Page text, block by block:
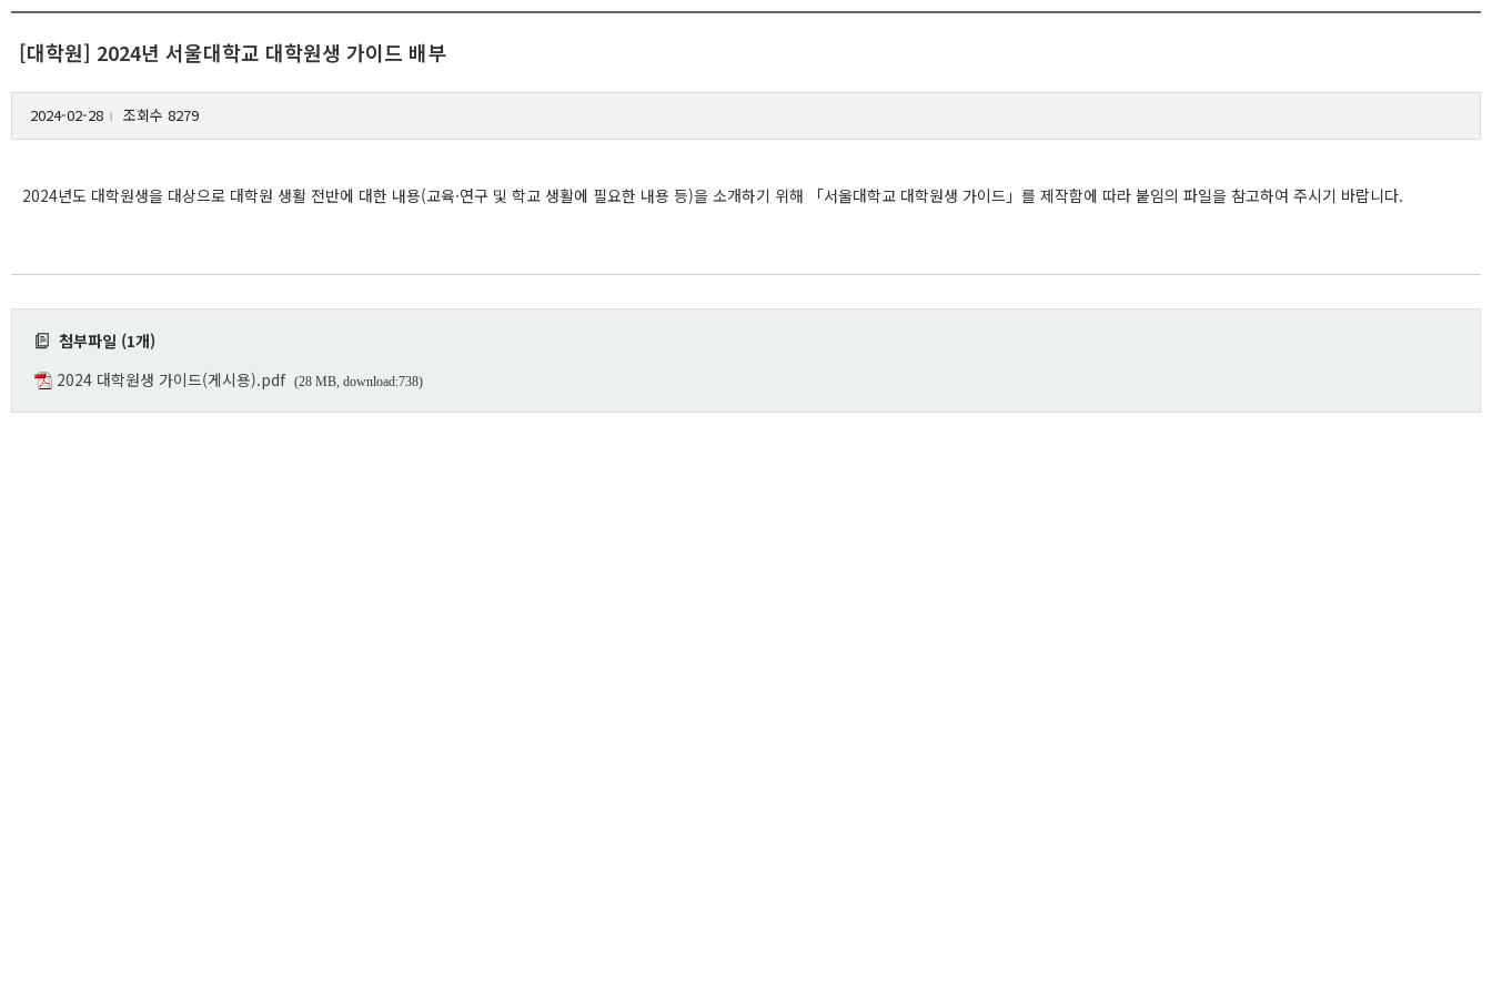
[대학원] 2024년 서울대학교 대학원생 가이드 배부
2024-02-28 l 조회수 8279
2024년도 대학원생을 대상으로 대학원 생활 전반에 대한 내용(교육·연구 및 학교 생활에 필요한 내용 등)을 소개하기 위해 「서울대학교 대학원생 가이드」를 제작함에 따라 붙임의 파일을 참고하여 주시기 바랍니다.
첨부파일 (1개)
2024 대학원생 가이드(게시용).pdf (28 MB, download:738)